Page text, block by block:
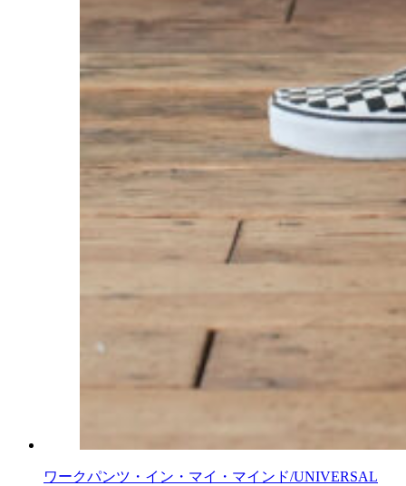
ワークパンツ・イン・マイ・マインド/UNIVERSAL